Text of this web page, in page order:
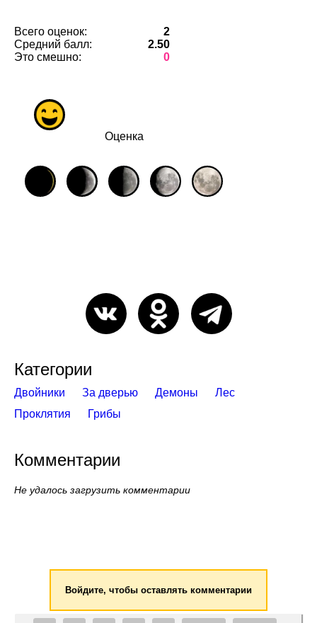
Всего оценок:
2
Средний балл:
2.50
Это смешно:
0
Оценка
Категории
Двойники За дверью Демоны
Лес
Проклятия
Грибы
Комментарии
Не удалось загрузить комментарии
Войдите, чтобы оставлять комментарии